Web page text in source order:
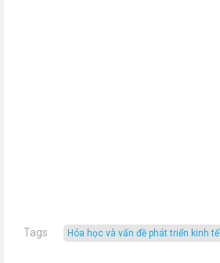
Tags hóa học và vấn đề phát triển kinh tế